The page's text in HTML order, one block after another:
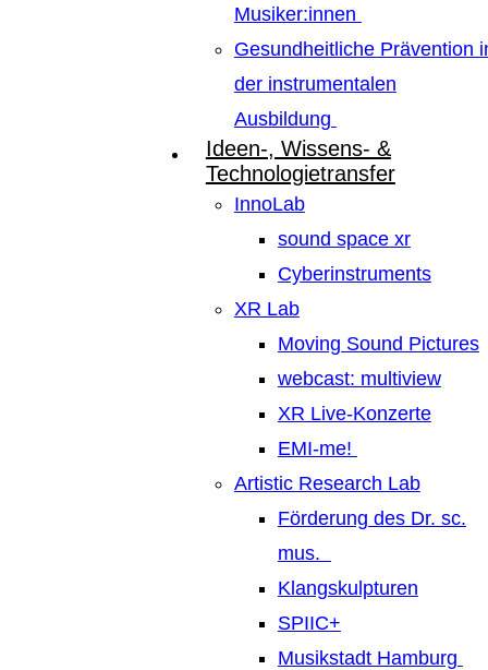
Musiker:innen
Gesundheitliche Prävention
der instrumentalen
Ausbildung
Ideen-, Wissens- &
Technologietransfer
InnoLab
sound space xr
Cyberinstruments
XR Lab
Moving Sound Pictures
webcast: multiview
XR Live-Konzerte
EMI-me!
Artistic Research Lab
Förderung des Dr. sc.
mus.
Klangskulpturen
SPIIC+
Musikstadt Hamburg